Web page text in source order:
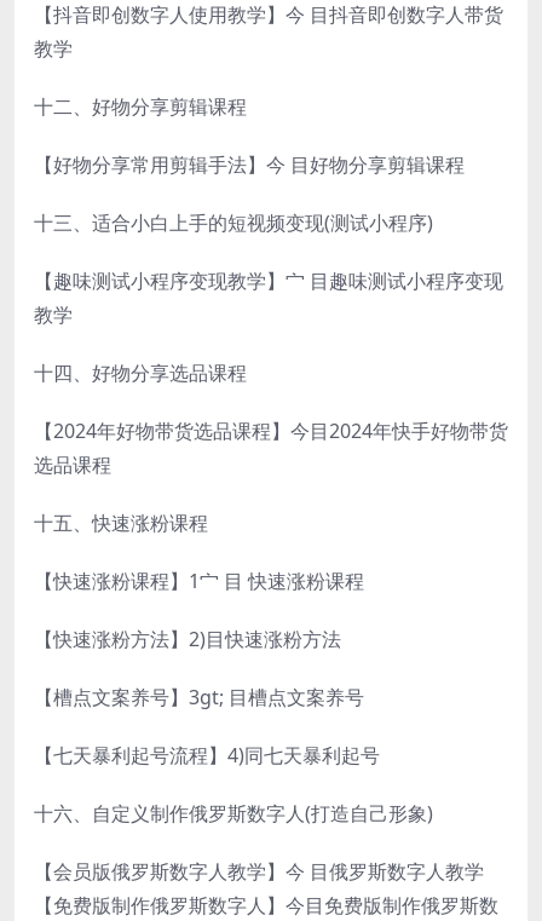
【抖音即创数字人使用教学】今 目抖音即创数字人带货
教学
十二、好物分享剪辑课程
【好物分享常用剪辑手法】今 目好物分享剪辑课程
十三、适合小白上手的短视频变现(测试小程序)
【趣味测试小程序变现教学】宀 目趣味测试小程序变现
教学
十四、好物分享选品课程
【2024年好物带货选品课程】今目2024年快手好物带货
选品课程
十五、快速涨粉课程
【快速涨粉课程】1宀 目 快速涨粉课程
【快速涨粉方法】2)目快速涨粉方法
【槽点文案养号】3gt; 目槽点文案养号
【七天暴利起号流程】4)同七天暴利起号
十六、自定义制作俄罗斯数字人(打造自己形象)
【会员版俄罗斯数字人教学】今 目俄罗斯数字人教学
【免费版制作俄罗斯数字人】今目免费版制作俄罗斯数